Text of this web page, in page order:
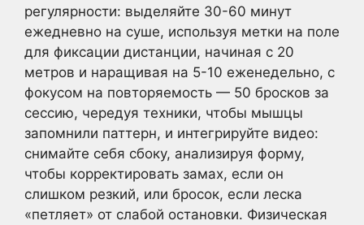
регулярности: выделяйте 30-60 минут
ежедневно на суше, используя метки на поле
для фиксации дистанции, начиная с 20
метров и наращивая на 5-10 еженедельно, с
фокусом на повторяемость — 50 бросков за
сессию, чередуя техники, чтобы мышцы
запомнили паттерн, и интегрируйте видео:
снимайте себя сбоку, анализируя форму,
чтобы корректировать замах, если он
слишком резкий, или бросок, если леска
«петляет» от слабой остановки. Физическая